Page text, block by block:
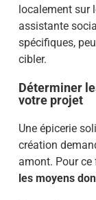
localement sur
assistante
spécifiques,
cibler.
Déterminer
votre projet
Une épicerie
création
amont. Pour
les moyens